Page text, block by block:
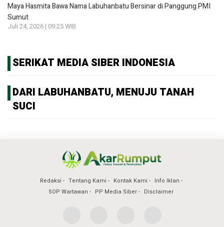
Maya Hasmita Bawa Nama Labuhanbatu Bersinar di Panggung PMI
Sumut
Juli 24, 2026 | 09:25 WIB
SERIKAT MEDIA SIBER INDONESIA
DARI LABUHANBATU, MENUJU TANAH
SUCI
Redaksi Tentang Kami Kontak Kami
Info Iklan
SOP Wartawan
PP Media Siber Disclaimer